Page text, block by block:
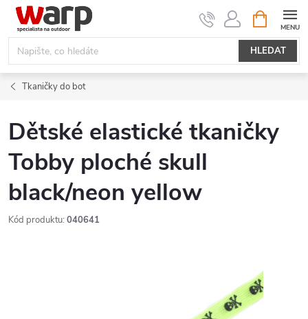
Přejít
obsah
HLEDAT
NÁKUPNÍ
KOŠÍK
Tkaničky do bot
Dětské elastické tkaničky
Tobby ploché skull
black/neon yellow
Kód produktu: 040641